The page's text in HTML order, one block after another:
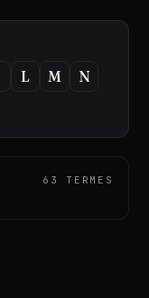
L M
N
63 TERMES